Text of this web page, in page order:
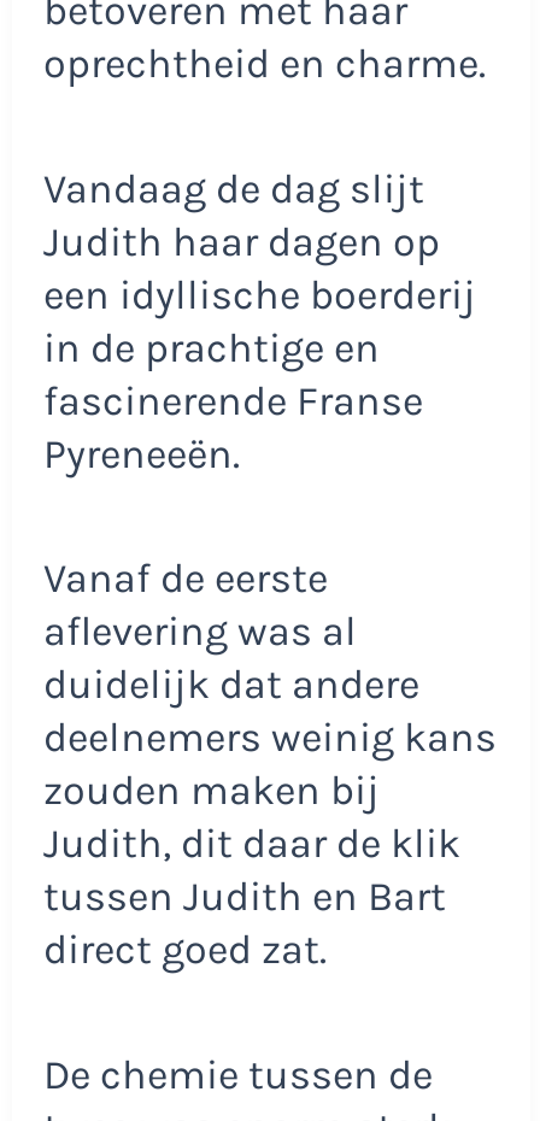
betoveren met haar
oprechtheid en charme.
Vandaag de dag slijt
Judith haar dagen op
een idyllische boerderij
in de prachtige en
fascinerende Franse
Pyreneeën.
Vanaf de eerste
aflevering was al
duidelijk dat andere
deelnemers weinig kans
zouden maken bij
Judith, dit daar de klik
tussen Judith en Bart
direct goed zat.
De chemie tussen de